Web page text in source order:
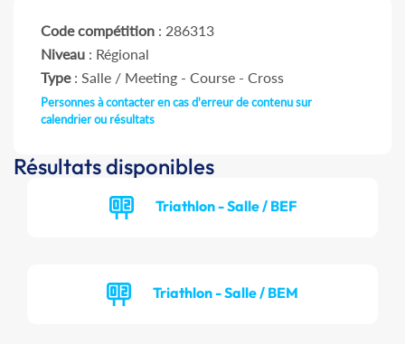
Code compétition : 286313
Niveau : Régional
Type: Salle / Meeting - Course - Cross
Personnes à contacter en cas d'erreur de contenu sur
calendrier ou résultats
Résultats disponibles
Triathlon - Salle / BEF
Triathlon - Salle / BEM